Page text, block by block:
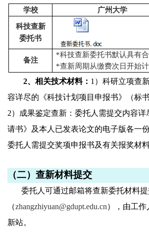
学校 广州大学
科技查新
委托书
备注
*科技查新委托书默认具有合
*查新周期从缴费次日开始计
2、 相关技术材料： 1 ）科研立项查
容详尽的《科技计划项目申报书》
（标书
2）成果鉴定查新：委托人需提交内容详
请书》及本人已发表论文的电子版各一份
委托人需提交奖项申报书及有关报奖材料
（二）查新材料提交
委托人可通过邮箱将查新委托材料
（zhangzhiyuan@gdupt.edu.cn），由工
新站。